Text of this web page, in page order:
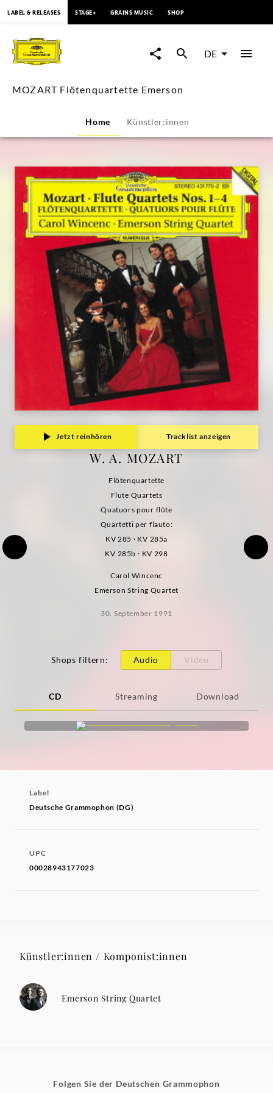
MOZART
Flötenquartette
Emerson
Deutsche
Grammophon
LABEL & RELEASES STAGE+ GRAINS MUSIC SHOP
DE
MOZART Flötenquartette Emerson
Home Künstler:innen
Jetzt reinhören Tracklist anzeigen
W. A. MOZART
Flötenquartette
Flute Quartets
Quatuors pour flûte
Quartetti per flauto:
KV 285 · KV 285a
KV 285b · KV 298
Carol Wincenc
Emerson String Quartet
30. September 1991
Shops filtern: Audio Video
CD Streaming Download
Label
Deutsche Grammophon (DG)
UPC
00028943177023
Künstler:innen / Komponist:innen
Emerson String Quartet
Folgen Sie der Deutschen Grammophon